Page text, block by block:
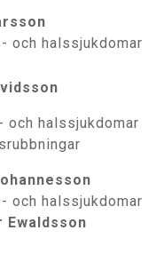
och halssjukdomar
halssjukdomar
och halssjukdomar